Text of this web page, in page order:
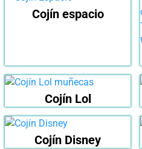
Cojín espacio
Cojín Lol
Cojín Disney